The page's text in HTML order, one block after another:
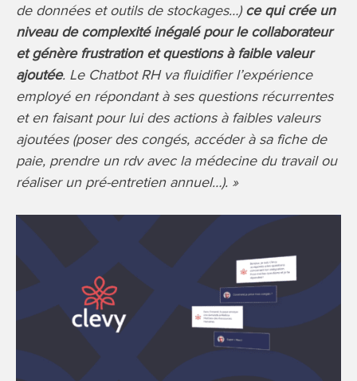
de données et outils de stockages…) ce qui crée un
niveau de complexité inégalé pour le collaborateur
et génère frustration et questions à faible valeur
ajoutée. Le Chatbot RH va fluidifier l’expérience
employé en répondant à ses questions récurrentes
et en faisant pour lui des actions à faibles valeurs
ajoutées (poser des congés, accéder à sa fiche de
paie, prendre un rdv avec la médecine du travail ou
réaliser un pré-entretien annuel…). »